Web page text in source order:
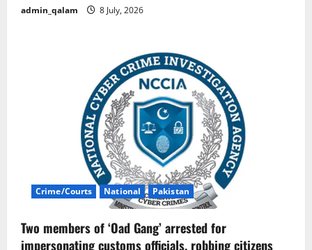
admin_qalam 8 July, 2026
Crime/Courts National Pakistan
Two members of ‘Oad Gang’ arrested for
impersonating customs officials, robbing citizens